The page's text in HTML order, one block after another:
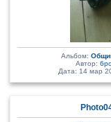
Альбом:
Автор:
Дата: 14 мар